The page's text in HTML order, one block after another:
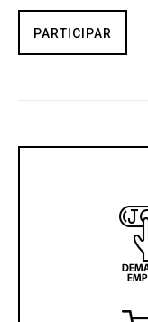
PARTICIPAR